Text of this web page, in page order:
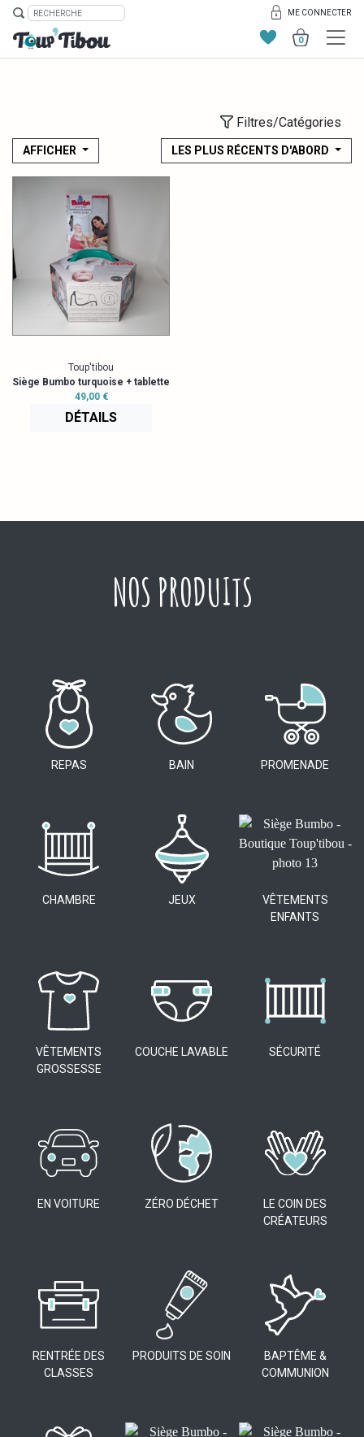
ME CONNECTER
0
Filtres/Catégories
AFFICHER LES PLUS RÉCENTS D'ABORD
Toup'tibou
Siège Bumbo turquoise + tablette
49,00 €
DÉTAILS
NOS PRODUITS
REPAS BAIN PROMENADE
CHAMBRE JEUX
VÊTEMENTS
ENFANTS
VÊTEMENTS
GROSSESSE
COUCHE LAVABLE SÉCURITÉ
EN VOITURE ZÉRO DÉCHET
LE COIN DES
CRÉATEURS
RENTRÉE DES
CLASSES
PRODUITS DE SOIN
BAPTÊME &
COMMUNION